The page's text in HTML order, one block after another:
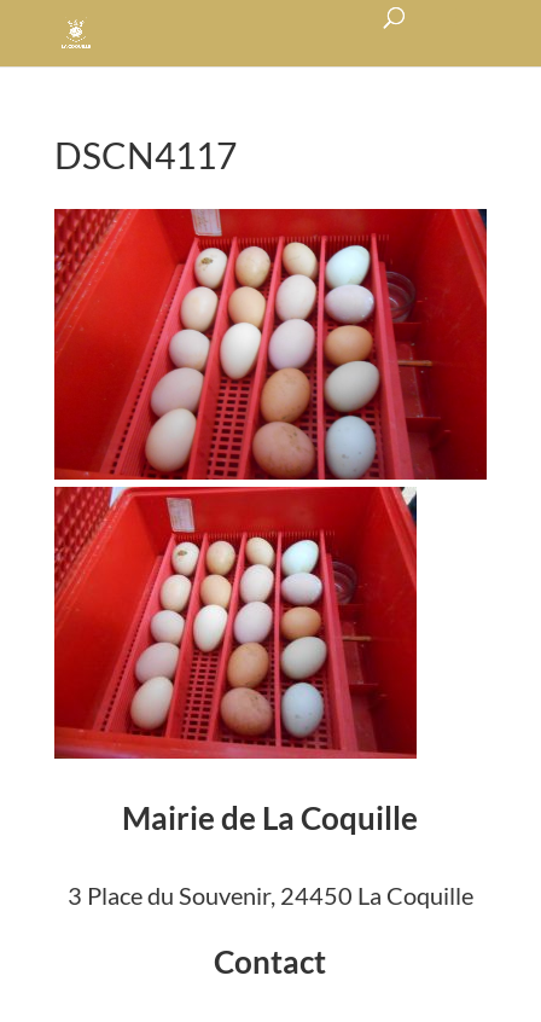
DSCN4117
Mairie de La Coquille
3 Place du Souvenir, 24450 La Coquille
Contact